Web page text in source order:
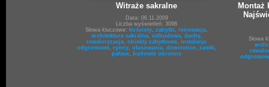
Witraże sakralne
Data: 06.11.2009
Liczba wyświetleń: 3098
Słowa kluczowe: kościoły zabytki renowacja
architektura sakralna, odbudowa, dachy,
rewaloryzacja obiekty zabytkowe instalacje
odgromowe, rynny, ofasowania, dzwonnice, zamki
pałace
budowle obronne
Montaż
Słowa